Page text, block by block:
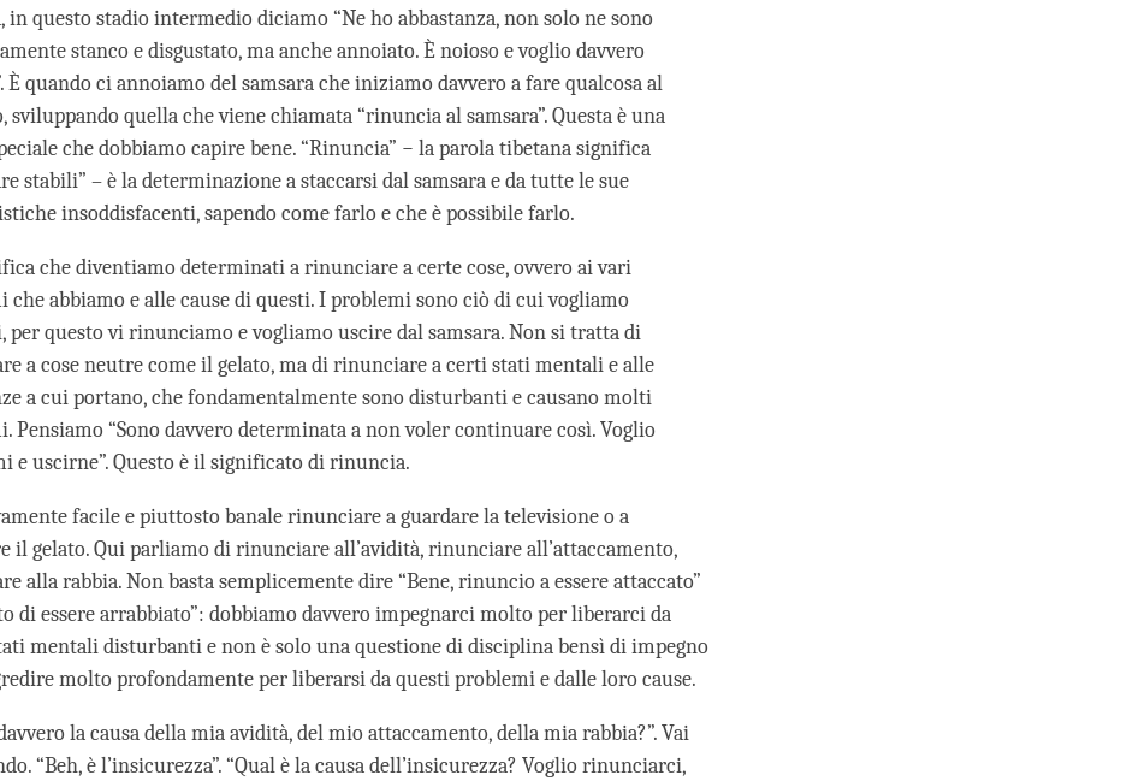
in questo stadio intermedio diciamo “Ne ho abbastanza, non solo ne sono
stanco e disgustato, ma anche annoiato. È noioso e voglio davvero
È quando ci annoiamo del samsara che iniziamo davvero a fare qualcosa al
sviluppando quella che viene chiamata “rinuncia al samsara”. Questa è una
che dobbiamo capire bene. “Rinuncia” − la parola tibetana significa
stabili” – è la determinazione a staccarsi dal samsara e da tutte le sue
insoddisfacenti, sapendo come farlo e che è possibile farlo.
che diventiamo determinati a rinunciare a certe cose, ovvero ai vari
che abbiamo e alle cause di questi. I problemi sono ciò di cui vogliamo
per questo vi rinunciamo e vogliamo uscire dal samsara. Non si tratta di
a cose neutre come il gelato, ma di rinunciare a certi stati mentali e alle
a cui portano, che fondamentalmente sono disturbanti e causano molti
Pensiamo “Sono davvero determinata a non voler continuare così. Voglio
e uscirne”. Questo è il significato di rinuncia.
facile e piuttosto banale rinunciare a guardare la televisione o a
il gelato. Qui parliamo di rinunciare all’avidità, rinunciare all’attaccamento,
alla rabbia. Non basta semplicemente dire “Bene, rinuncio a essere attaccato”
di essere arrabbiato”: dobbiamo davvero impegnarci molto per liberarci da
mentali disturbanti e non è solo una questione di disciplina bensì di impegno
molto profondamente per liberarsi da questi problemi e dalle loro cause.
la causa della mia avidità, del mio attaccamento, della mia rabbia?”. Vai
“Beh, è l’insicurezza”. “Qual è la causa dell’insicurezza? Voglio rinunciarci,